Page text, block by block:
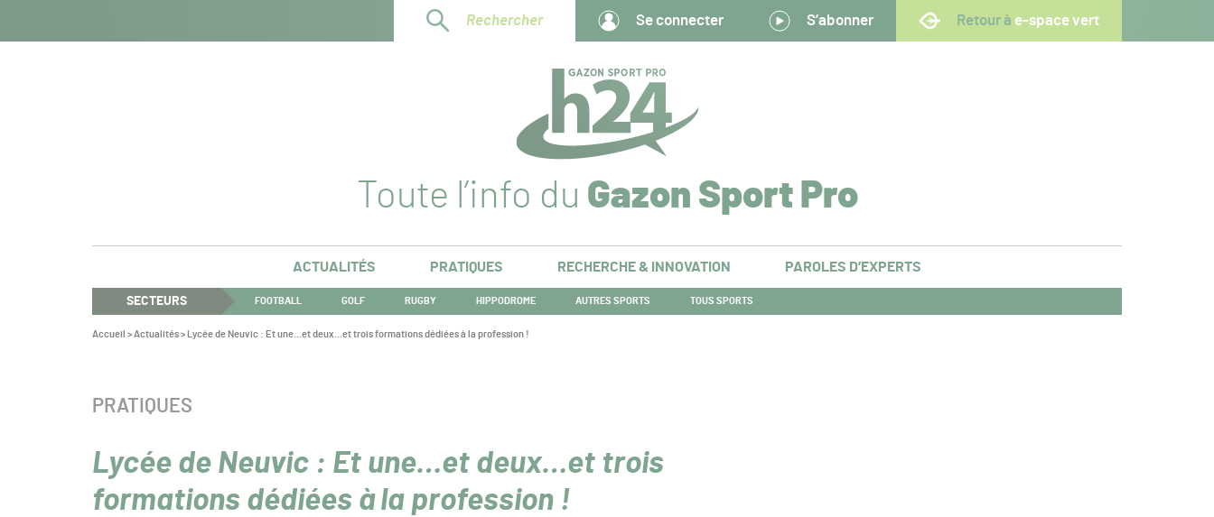
Rechercher Se connecter S’abonner Retour à e-space vert
Toute l’info du Gazon Sport Pro
ACTUALITÉS PRATIQUES RECHERCHE & INNOVATION PAROLES D’EXPERTS
SECTEURS FOOTBALL GOLF RUGBY HIPPODROME AUTRES SPORTS TOUS SPORTS
Vous
Accueil >Actualités> Lycée de Neuvic : Et une…et deux…et trois formations dédiées à la profession !
Lycée de Neuvic : Et une…et deux…et trois
formations dédiées à la profession !
CATÉGORIE :
PRATIQUES